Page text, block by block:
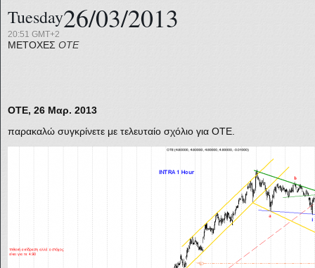
Tuesday26/03/2013
20:51 GMT+2
ΜΕΤΟΧΕΣ ΟΤΕ
ΟΤΕ, 26 Μαρ. 2013
παρακαλώ συγκρίνετε με τελευταίο σχόλιο για ΟΤΕ.